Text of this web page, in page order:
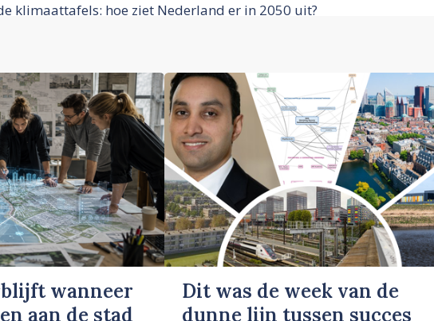
klimaattafels: hoe ziet Nederland er in 2050 uit?
wanneer
aan de stad
Dit was de week van de
dunne lijn tussen succes